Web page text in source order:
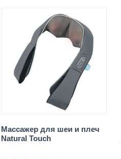
Массажер для шеи и плеч
Natural Touch